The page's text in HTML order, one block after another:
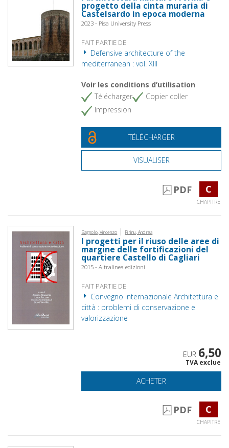
progetto della cinta muraria di
Castelsardo in epoca moderna
2023 - Pisa University Press
FAIT PARTIE DE
Defensive architecture of the
mediterranean : vol. XIII
Voir les conditions d’utilisation
Télécharger
Copier coller
Impression
TÉLÉCHARGER
VISUALISER
PDF C
CHAPITRE
Bagnolo, Vincenzo | Pirinu, Andrea
I progetti per il riuso delle aree di
margine delle fortificazioni del
quartiere Castello di Cagliari
2015 - Altralinea edizioni
FAIT PARTIE DE
Convegno internazionale Architettura e
città : problemi di conservazione e
valorizzazione
EUR 6,50
TVA exclue
ACHETER
PDF C
CHAPITRE